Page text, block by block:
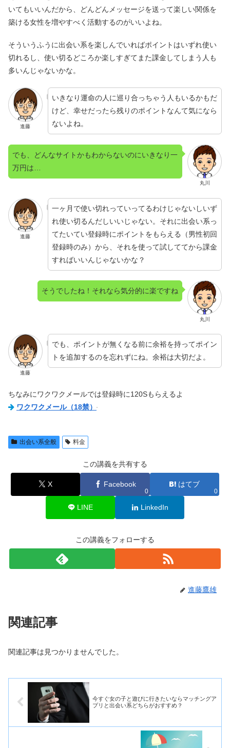
いてもいいんだから、どんどんメッセージを送って楽しい関係を
築ける女性を増やすべく活動するのがいいよね。
そういうふうに出会い系を楽しんでいればポイントはいずれ使い
切れるし、使い切るどころか楽しすぎてまた課金してしまう人も
多いんじゃないかな。
進藤
いきなり運命の人に巡り合っちゃう人もいるかもだ
けど、幸せだったら残りのポイントなんて気になら
ないよね。
丸川
でも、どんなサイトかもわからないのにいきなり一
万円は…
進藤
一ヶ月で使い切れっていってるわけじゃないしいず
れ使い切るんだしいいじゃない。それに出会い系っ
てたいてい登録時にポイントをもらえる（男性初回
登録時のみ）から、それを使って試しててから課金
すればいいんじゃないかな？
丸川
そうでしたね！それなら気分的に楽ですね
進藤
でも、ポイントが無くなる前に余裕を持ってポイン
トを追加するのを忘れずにね。余裕は大切だよ。
ちなみにワクワクメールでは登録時に120Sもらえるよ
ワクワクメール（18禁）
出会い系全般 料金
この講義を共有する
X Facebook
0
はてブ
0
LINE LinkedIn
この講義をフォローする
進藤鷹雄
関連記事
関連記事は見つかりませんでした。
今すぐ女の子と遊びに行きたいならマッチングア
プリと出会い系どちらがおすすめ？